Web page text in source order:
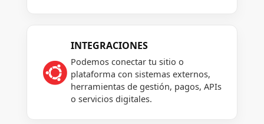

INTEGRACIONES
Podemos conectar tu sitio o
plataforma con sistemas externos,
herramientas de gestión, pagos, APIs
o servicios digitales.